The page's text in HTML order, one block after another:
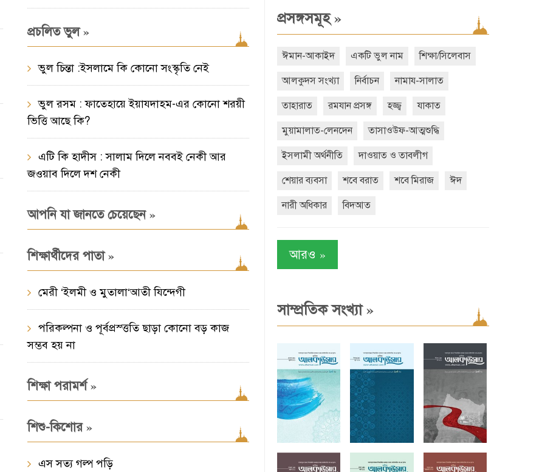
প্রচলিত ভুল»
ভুল চিন্তা :ইসলামে কি কোনো সংস্কৃতি নেই
ভুল রসম : ফাতেহায়ে ইয়াযদাহম-এর কোনো শরয়ী
ভিত্তি আছে কি?
এটি কি হাদীস : সালাম দিলে নববই নেকী আর
জওয়াব দিলে দশ নেকী
আপনি যা জানতে চেয়েছেন »
শিক্ষার্থীদের পাতা»
মেরী ‘ইলমী ও মুতালা‘আতী যিন্দেগী
পরিকল্পনা ও পূর্বপ্রস্ত্ততি ছাড়া কোনো বড় কাজ
সম্ভব হয় না
শিক্ষা পরামর্শ»
শিশু-কিশোর »
এস সত্য গল্প পড়ি
প্রসঙ্গসমূহ»
ঈমান-আকাইদ একটি ভুল নাম শিক্ষা/সিলেবাস
আলকুদস সংখ্যা নির্বাচন নামায-সালাত
তাহারাত রমযান প্রসঙ্গ হজ্জ্ব যাকাত
মুয়ামালাত-লেনদেন তাসাওউফ-আত্মশুদ্ধি
ইসলামী অর্থনীতি দাওয়াত ও তাবলীগ
শেয়ার ব্যবসা শবে বরাত শবে মিরাজ ঈদ
নারী অধিকার বিদআত
আরও »
সাম্প্রতিক সংখ্যা»